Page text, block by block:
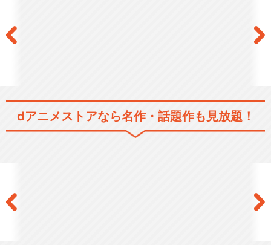
dアニメストアなら名作・話題作も見放題！